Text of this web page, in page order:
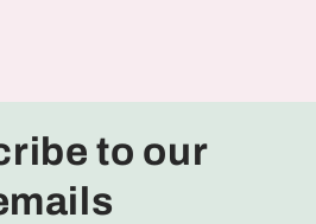
to our